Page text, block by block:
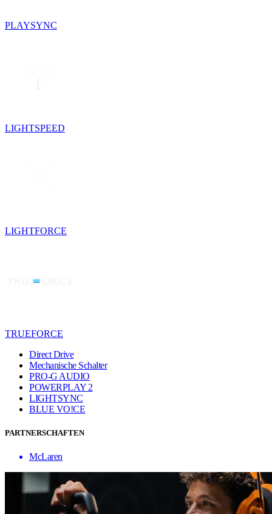
PLAYSYNC
LIGHTSPEED
LIGHTFORCE
TRUEFORCE
Direct Drive
Mechanische Schalter
PRO-G AUDIO
POWERPLAY 2
LIGHTSYNC
BLUE VO!CE
PARTNERSCHAFTEN
McLaren